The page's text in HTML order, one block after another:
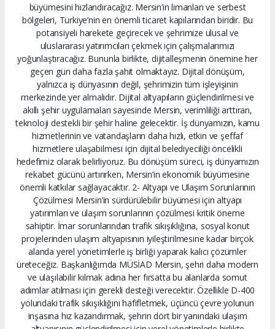
büyümesini hızlandıracağız. Mersin’in limanları ve serbest
bölgeleri, Türkiye’nin en önemli ticaret kapılarından biridir. Bu
potansiyeli harekete geçirecek ve şehrimize ulusal ve
uluslararası yatırımcıları çekmek için çalışmalarımızı
yoğunlaştıracağız. Bununla birlikte, dijitalleşmenin önemine her
geçen gün daha fazla şahit olmaktayız. Dijital dönüşüm,
yalnızca iş dünyasının değil, şehrimizin tüm işleyişinin
merkezinde yer almalıdır. Dijital altyapıların güçlendirilmesi ve
akıllı şehir uygulamaları sayesinde Mersin, verimliliği arttıran,
teknoloji destekli bir şehir haline gelecektir. İş dünyamızın, kamu
hizmetlerinin ve vatandaşların daha hızlı, etkin ve şeffaf
hizmetlere ulaşabilmesi için dijital belediyeciliği öncelikli
hedefimiz olarak belirliyoruz. Bu dönüşüm süreci, iş dünyamızın
rekabet gücünü artırırken, Mersin’in ekonomik büyümesine
önemli katkılar sağlayacaktır. 2- Altyapı ve Ulaşım Sorunlarının
Çözülmesi Mersin’in sürdürülebilir büyümesi için altyapı
yatırımları ve ulaşım sorunlarının çözülmesi kritik öneme
sahiptir. İmar sorunlarından trafik sıkışıklığına, sosyal konut
projelerinden ulaşım altyapısının iyileştirilmesine kadar birçok
alanda yerel yönetimlerle iş birliği yaparak kalıcı çözümler
üreteceğiz. Başkanlığımda MÜSİAD Mersin, şehri daha modern
ve ulaşılabilir kılmak adına her fırsatta bu alanlarda somut
adımlar atılması için gerekli desteği verecektir. Özellikle D-400
yolundaki trafik sıkışıklığını hafifletmek, üçüncü çevre yolunun
inşasına hız kazandırmak, şehrin dört bir yanındaki ulaşım